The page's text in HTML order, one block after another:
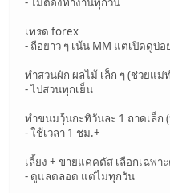
เทรด forex
- ถือยาว ๆ เน้น MM แต่เปิดดูบ่อ
ทำสวนผัก ผลไม้ เล็ก ๆ (ช่วยแม่
- ไปสวนทุกเย็น
ทำขนมวุ้นกะทิวันละ 1 ถาดเล็ก
- ใช้เวลา 1 ชม.+
เลี้ยง + ขายแคคตัส เลือกเฉพ
- ดูแลตลอด แต่ไม่ทุกวัน